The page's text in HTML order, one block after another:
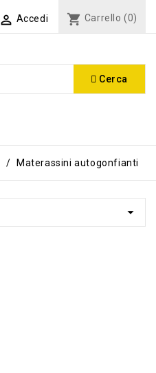
 Accedi shopping_cart Carrello (0)
Cerca
Materassini autogonfianti
